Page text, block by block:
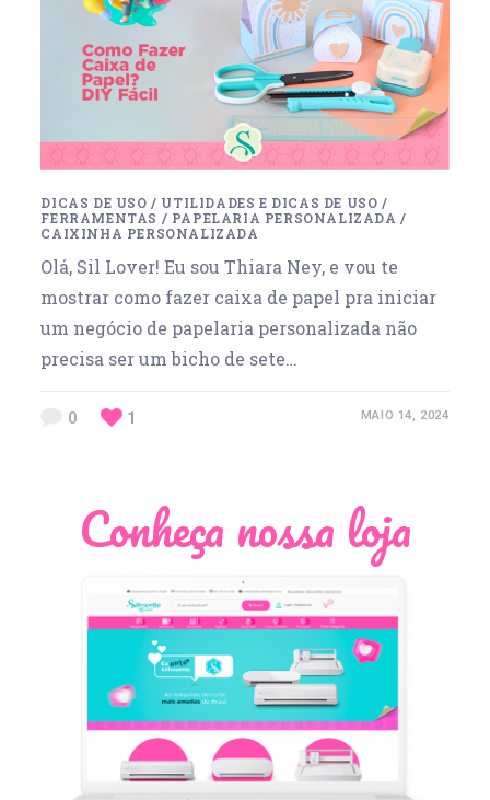
DICAS DE USO / UTILIDADES E DICAS DE USO /
FERRAMENTAS / PAPELARIA PERSONALIZADA /
CAIXINHA PERSONALIZADA
Olá, Sil Lover! Eu sou Thiara Ney, e vou te
mostrar como fazer caixa de papel pra iniciar
um negócio de papelaria personalizada não
precisa ser um bicho de sete…
0 1 MAIO 14, 2024
Conheça nossa loja
Léia Pastori